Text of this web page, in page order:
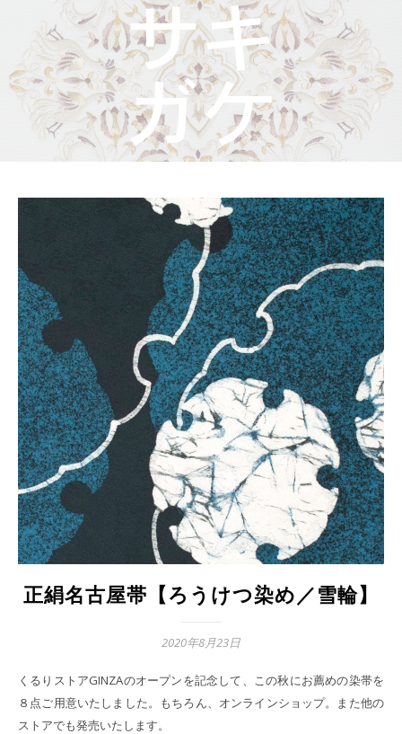
正絹名古屋帯【ろうけつ染め／雪輪】
2020年8月23日
くるりストアGINZAのオープンを記念して、この秋にお薦めの染帯を
８点ご用意いたしました。もちろん、オンラインショップ。また他の
ストアでも発売いたします。